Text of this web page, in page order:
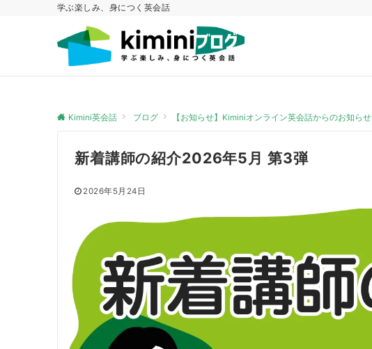
学ぶ楽しみ、身につく英会話
Kimini英会話 ブログ 【お知らせ】Kiminiオンライン英会話からのお知らせ
新着講師の紹介2026年5月 第3弾
2026年5月24日